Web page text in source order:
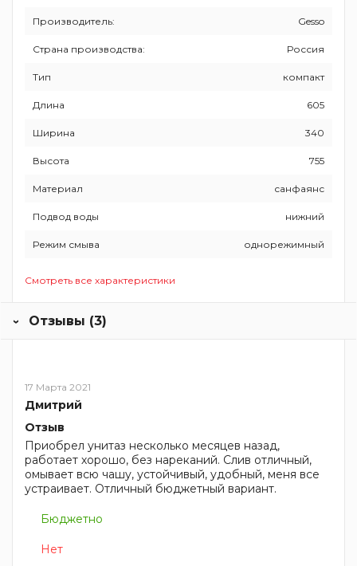
оборудованием, которое позволяет автоматизировать
давлением ускоряет время изготовления, обеспечивает
глазури на унитазы и умывальники. Бренд использует
комплектующие. В комплекте есть инструкция, которая
Производитель: Gesso
Страна производства: Россия
Тип компакт
Длина 605
Ширина 340
Высота 755
Материал санфаянс
Подвод воды нижний
Режим смыва однорежимный
Смотреть все характеристики
Отзывы (3)
17 Марта 2021
Дмитрий
Отзыв
Приобрел унитаз несколько месяцев назад,
работает хорошо, без нареканий. Слив отличный,
омывает всю чашу, устойчивый, удобный, меня все
устраивает. Отличный бюджетный вариант.
Бюджетно
Нет